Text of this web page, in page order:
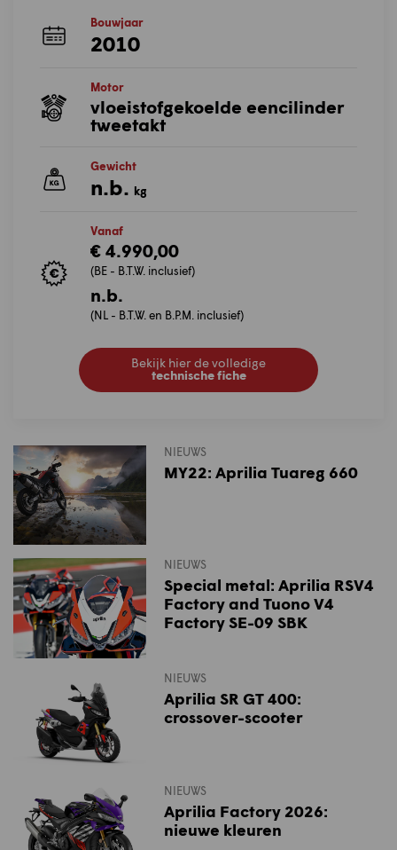
Bouwjaar
2010
Motor
vloeistofgekoelde eencilinder
tweetakt
Gewicht
n.b. kg
Vanaf
€ 4.990,00
(BE - B.T.W. inclusief)
n.b.
(NL - B.T.W. en B.P.M. inclusief)
Bekijk hier de volledige
technische fiche
NIEUWS
MY22: Aprilia Tuareg 660
NIEUWS
Special metal: Aprilia RSV4
Factory and Tuono V4
Factory SE-09 SBK
NIEUWS
Aprilia SR GT 400:
crossover-scooter
NIEUWS
Aprilia Factory 2026:
nieuwe kleuren